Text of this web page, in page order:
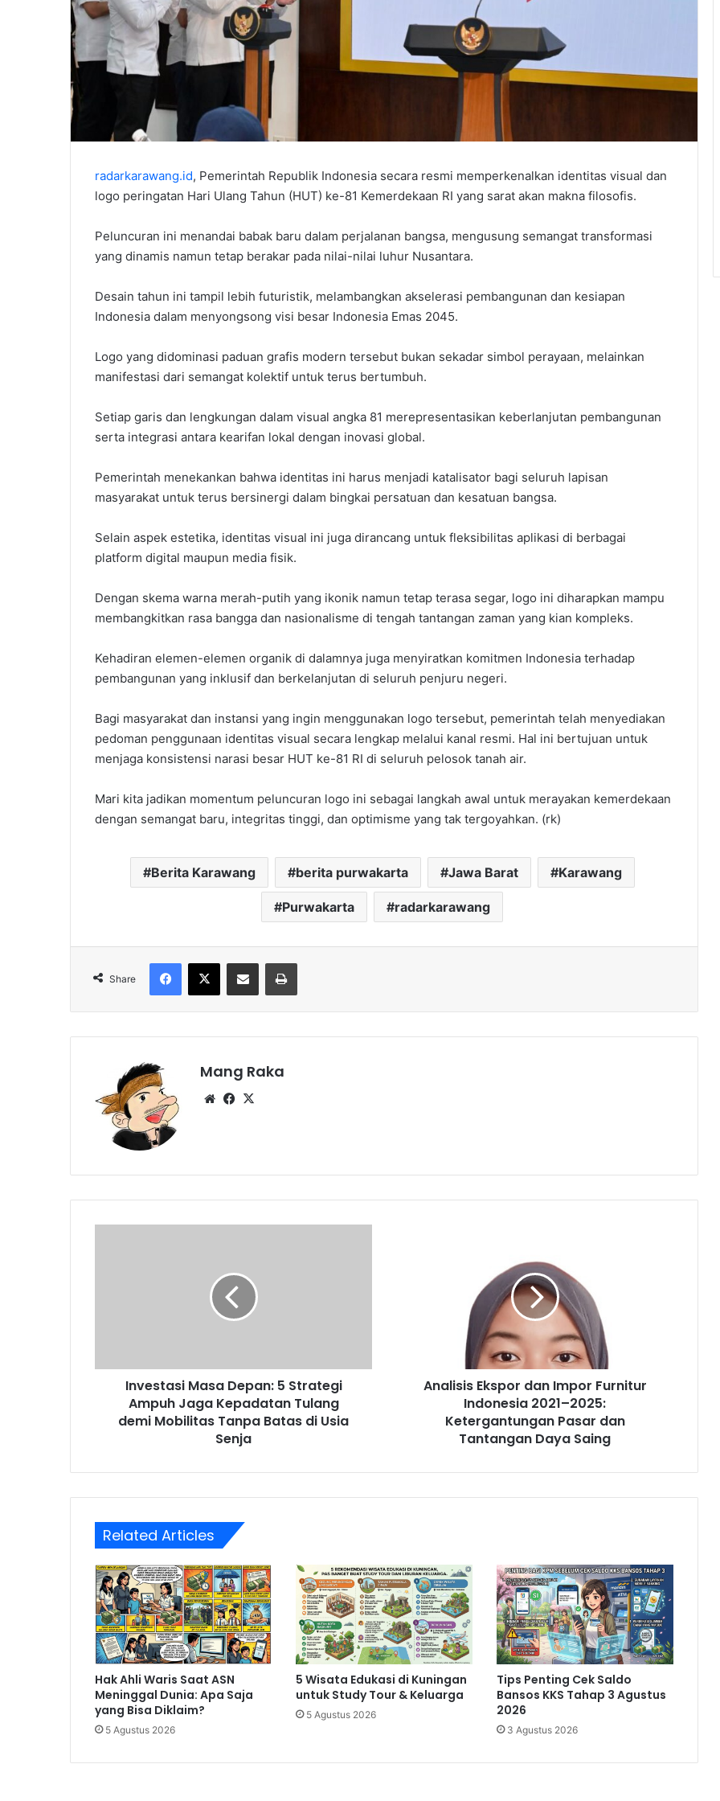
radarkarawang.id, Pemerintah Republik Indonesia secara resmi memperkenalkan identitas visual dan
logo peringatan Hari Ulang Tahun (HUT) ke-81 Kemerdekaan RI yang sarat akan makna filosofis.
Peluncuran ini menandai babak baru dalam perjalanan bangsa, mengusung semangat transformasi
yang dinamis namun tetap berakar pada nilai-nilai luhur Nusantara.
Desain tahun ini tampil lebih futuristik, melambangkan akselerasi pembangunan dan kesiapan
Indonesia dalam menyongsong visi besar Indonesia Emas 2045.
Logo yang didominasi paduan grafis modern tersebut bukan sekadar simbol perayaan, melainkan
manifestasi dari semangat kolektif untuk terus bertumbuh.
Setiap garis dan lengkungan dalam visual angka 81 merepresentasikan keberlanjutan pembangunan
serta integrasi antara kearifan lokal dengan inovasi global.
Pemerintah menekankan bahwa identitas ini harus menjadi katalisator bagi seluruh lapisan
masyarakat untuk terus bersinergi dalam bingkai persatuan dan kesatuan bangsa.
Selain aspek estetika, identitas visual ini juga dirancang untuk fleksibilitas aplikasi di berbagai
platform digital maupun media fisik.
Dengan skema warna merah-putih yang ikonik namun tetap terasa segar, logo ini diharapkan mampu
membangkitkan rasa bangga dan nasionalisme di tengah tantangan zaman yang kian kompleks.
Kehadiran elemen-elemen organik di dalamnya juga menyiratkan komitmen Indonesia terhadap
pembangunan yang inklusif dan berkelanjutan di seluruh penjuru negeri.
Bagi masyarakat dan instansi yang ingin menggunakan logo tersebut, pemerintah telah menyediakan
pedoman penggunaan identitas visual secara lengkap melalui kanal resmi. Hal ini bertujuan untuk
menjaga konsistensi narasi besar HUT ke-81 RI di seluruh pelosok tanah air.
Mari kita jadikan momentum peluncuran logo ini sebagai langkah awal untuk merayakan kemerdekaan
dengan semangat baru, integritas tinggi, dan optimisme yang tak tergoyahkan. (rk)
Berita Karawang berita purwakarta Jawa Barat Karawang
Purwakarta radarkarawang
Share
Facebook
X Share via Email Print
Mang Raka
WebsiteFacebook
Tulang
Mobilitas
Tanpa
Investasi Masa Depan: 5 Strategi
Ampuh Jaga Kepadatan Tulang
demi Mobilitas Tanpa Batas di Usia
Senja
Ketergantungan
Tantangan
Analisis Ekspor dan Impor Furnitur
Indonesia 2021–2025:
Ketergantungan Pasar dan
Tantangan Daya Saing
Related Articles
Hak Ahli Waris Saat ASN
Meninggal Dunia: Apa Saja
yang Bisa Diklaim?
5 Agustus 2026
5 Wisata Edukasi di Kuningan
untuk Study Tour & Keluarga
5 Agustus 2026
Tips Penting Cek Saldo
Bansos KKS Tahap 3 Agustus
2026
3 Agustus 2026